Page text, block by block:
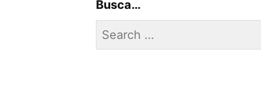
Busca…
Search
for: